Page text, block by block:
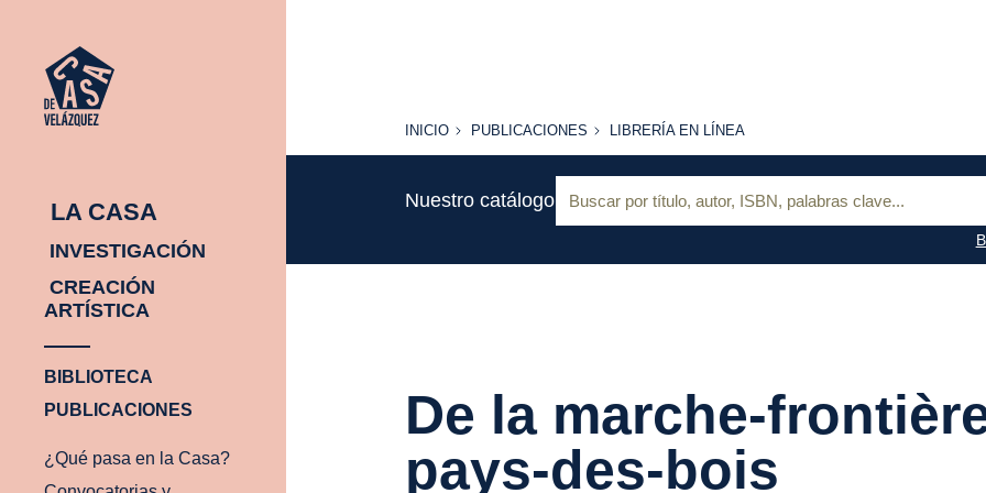
LA CASA
INVESTIGACIÓN
CREACIÓN
ARTÍSTICA
BIBLIOTECA
PUBLICACIONES
¿Qué pasa en la Casa?
INICIO
INICIO PUBLICACIONES
PUBLICACIONES
LIBRERÍA
LÍNEA
LIBRERÍA EN LÍNEA
Nuestro catálogo
De la marche-
pays-des-bois